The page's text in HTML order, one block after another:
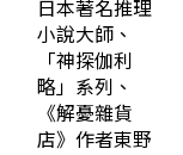
日本著名推理
小說大師、
「神探伽利
略」系列、
《解憂雜貨
店》作者東野